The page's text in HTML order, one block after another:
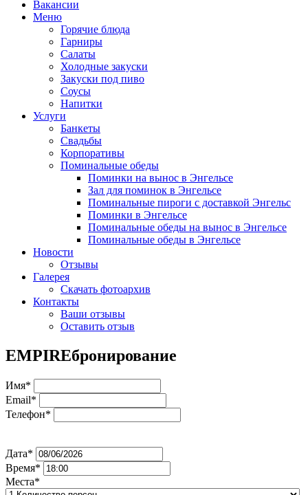
Вакансии
Меню
Горячие блюда
Гарниры
Салаты
Холодные закуски
Закуски под пиво
Соусы
Напитки
Услуги
Банкеты
Свадьбы
Корпоративы
Поминальные обеды
Поминки на вынос в Энгельсе
Зал для поминок в Энгельсе
Поминальные пироги с доставкой Энгельс
Поминки в Энгельсе
Поминальные обеды на вынос в Энгельсе
Поминальные обеды в Энгельсе
Новости
Отзывы
Галерея
Скачать фотоархив
Контакты
Ваши отзывы
Оставить отзыв
EMPIREбронирование
Имя*
Email*
Телефон*
Дата*
Время*
Места*